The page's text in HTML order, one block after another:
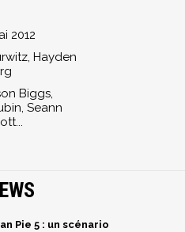
2012
Hayden
Biggs,
Seann
Pie 5 : un scénario